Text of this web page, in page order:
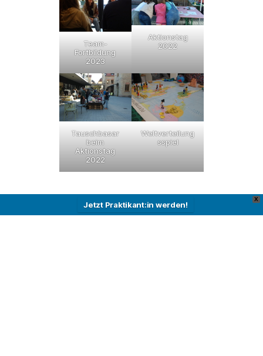
Team-
Fortbildung
2023
Aktionstag
2022
Tauschbasar
beim
Aktionstag
2022
Weltverteilung
sspiel
X
Jetzt Praktikant:in werden!